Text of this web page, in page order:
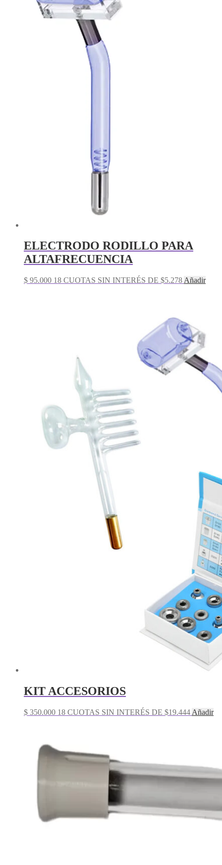
ELECTRODO RODILLO PARA
ALTAFRECUENCIA
$ 95.000 18 CUOTAS SIN INTERÉS DE $5.278 Añadir
KIT ACCESORIOS
$ 350.000 18 CUOTAS SIN INTERÉS DE $19.444 Añadir